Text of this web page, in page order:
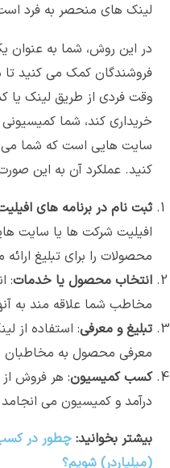
لینک های منحصر به فرد
در این روش، شما به عنوان
فروشندگان کمک می کنید تا
وقت فردی از طریق لینک یا
خریداری کند، شما
سایت هایی است که شما می
کنید. عملکرد آن به این
ثبت نام در برنامه های
افیلیت شرکت ها یا سایت
محصولات را برای تبلیغ
انتخاب محصول یا خدمات:
مخاطب شما علاقه مند به
تبلیغ و معرفی: استفاده از
معرفی محصول به مخاطبان
کسب کمیسیون: هر فروش
درآمد و کمیسیون می
بیشتر بخوانید:چطور در کسب
(میلیاردر) شویم؟